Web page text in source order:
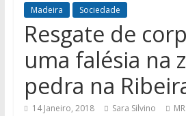
Madeira Sociedade
Resgate de
uma falésia na
pedra na
14 Janeiro, 2018 Sara Silvino